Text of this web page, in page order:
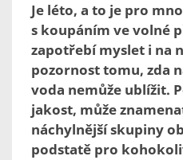
Je léto, a to je pro
s koupáním ve volné
zapotřebí myslet i na
pozornost tomu, zda
voda nemůže ublížit.
jakost, může
náchylnější skupiny
podstatě pro